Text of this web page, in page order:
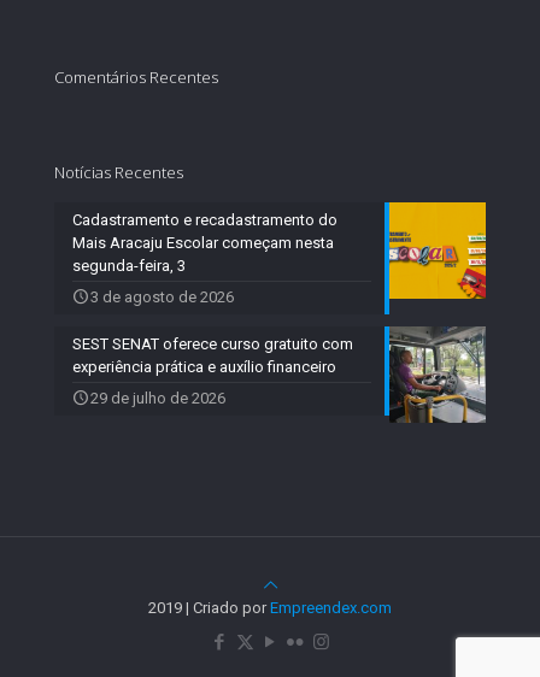
Comentários Recentes
Notícias Recentes
Cadastramento e recadastramento do
Mais Aracaju Escolar começam nesta
segunda-feira, 3
3 de agosto de 2026
SEST SENAT oferece curso gratuito com
experiência prática e auxílio financeiro
29 de julho de 2026
2019 | Criado porEmpreendex.com